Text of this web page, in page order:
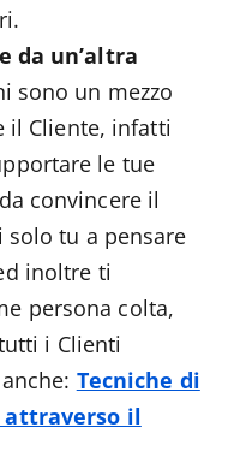
da un’altra
sono un mezzo
il Cliente, infatti
le tue
convincere il
solo tu a pensare
inoltre ti
persona colta,
i Clienti
Tecniche di
attraverso il